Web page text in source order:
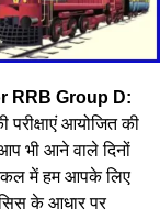
RRB Group D:
परीक्षाएं आयोजित की
भी आने वाले दिनों
में हम आपके लिए
के आधार पर